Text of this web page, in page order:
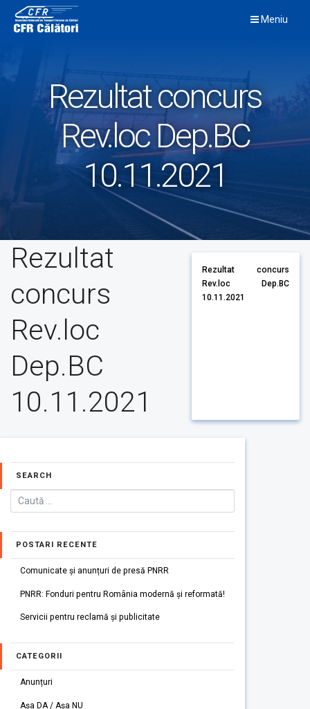
content
Meniu
Rezultat concurs
Rev.loc Dep.BC
10.11.2021
Rezultat
concurs
Rev.loc
Dep.BC
10.11.2021
Rezultat concurs
Rev.loc Dep.BC
10.11.2021
SEARCH
POSTARI RECENTE
Comunicate și anunțuri de presă PNRR
PNRR: Fonduri pentru România modernă și reformată!
Servicii pentru reclamă și publicitate
CATEGORII
Anunțuri
Așa DA / Așa NU